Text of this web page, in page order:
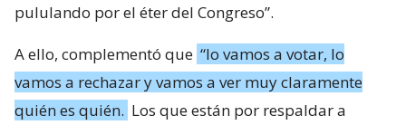
pululando por el éter del Congreso”.
A ello, complementó que “lo vamos a votar, lo
vamos a rechazar y vamos a ver muy claramente
quién es quién. Los que están por respaldar a